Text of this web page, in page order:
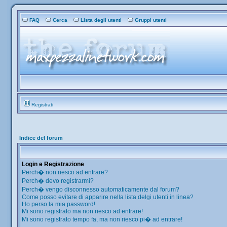
FAQ Cerca Lista degli utenti Gruppi utenti
Registrati
Indice del forum
Login e Registrazione
Perch� non riesco ad entrare?
Perch� devo registrarmi?
Perch� vengo disconnesso automaticamente dal forum?
Come posso evitare di apparire nella lista delgi utenti in linea?
Ho perso la mia password!
Mi sono registrato ma non riesco ad entrare!
Mi sono registrato tempo fa, ma non riesco pi� ad entrare!